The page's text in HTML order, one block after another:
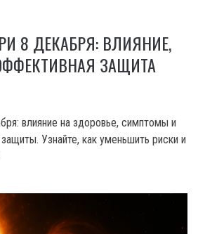
8 ДЕКАБРЯ: ВЛИЯНИЕ,
ЗАЩИТА
влияние на здоровье, симптомы и
Узнайте, как уменьшить риски и